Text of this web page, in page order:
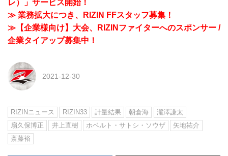
レ）」サービス開始！
≫ 業務拡大につき、RIZIN FFスタッフ募集！
≫【企業様向け】大会、RIZINファイターへのスポンサー /
企業タイアップ募集中！
2021-12-30
RIZINニュース RIZIN33 計量結果 朝倉海
瀧澤謙太
扇久保博正
井上直樹 ホベルト・サトシ・ソウザ
矢地祐介
斎藤裕